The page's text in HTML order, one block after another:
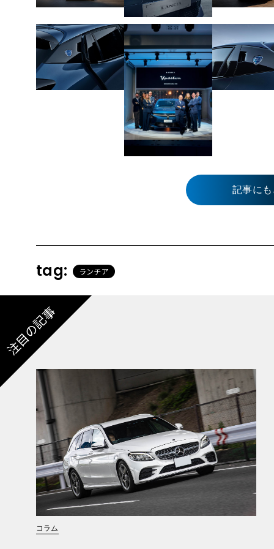
記事に
tag: ランチア
注目の記事
コラム